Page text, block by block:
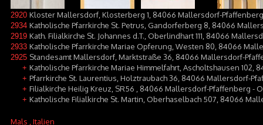
2920 Kloster Mallersdorf, Klosterberg 1, 84066 Mallersdorf-Pfaffenberg
2934 Katholische Pfarrkirche St. Petrus, Gandorferberg 8, 84066
2919 Kath. Filialkirche St. Johannes d.T., Oberlindhart 111, 84066
2933 Katholische Pfarrkirche Mariae Opferung, Westen 80, 84066
2925 Standesamt Mallersdorf, Marktstraße 36, 84066 Mallersdorf-
+ Katholische Pfarrkirche Mariae Himmelfahrt, Ascholtshausen
+ Pfarrkirche St. Laurentius, Holztraubach 36, 84066 Mallersdorf-
+ Filialkirche Heilig Kreuz, SR56 , 84066 Mallersdorf-Pfaffenberg -
+ Katholische Filialkirche St. Martin, Oberhaselbach 507, 84066
Mals , Italien